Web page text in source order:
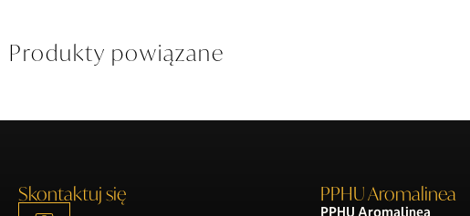
Produkty powiązane
Skontaktuj się PPHU Aromalinea
PPHU Aromalinea